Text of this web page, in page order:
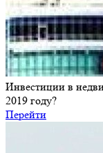
Инвестиции в
2019 году?
Перейти